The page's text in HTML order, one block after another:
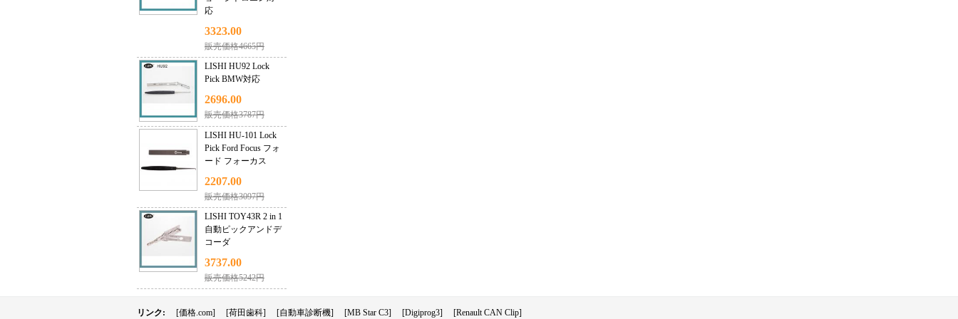
応
3323.00
販売価格4665円
LISHI HU92 Lock
Pick BMW対応
2696.00
販売価格3787円
LISHI HU-101 Lock
Pick Ford Focus フォ
ード フォーカス
2207.00
販売価格3097円
LISHI TOY43R 2 in 1
自動ピックアンドデ
コーダ
3737.00
販売価格5242円
リンク: [価格.com] [荷田歯科] [自動車診断機] [MB Star C3] [Digiprog3] [Renault CAN Clip]